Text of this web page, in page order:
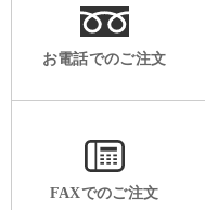
お電話でのご注文
FAXでのご注文